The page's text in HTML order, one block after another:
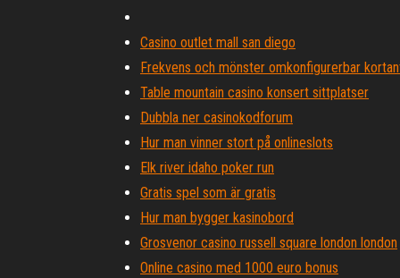
Casino outlet mall san diego
Frekvens och mönster omkonfigurerbar
Table mountain casino konsert sittplatser
Dubbla ner casinokodforum
Hur man vinner stort på onlineslots
Elk river idaho poker run
Gratis spel som är gratis
Hur man bygger kasinobord
Grosvenor casino russell square london london
Online casino med 1000 euro bonus